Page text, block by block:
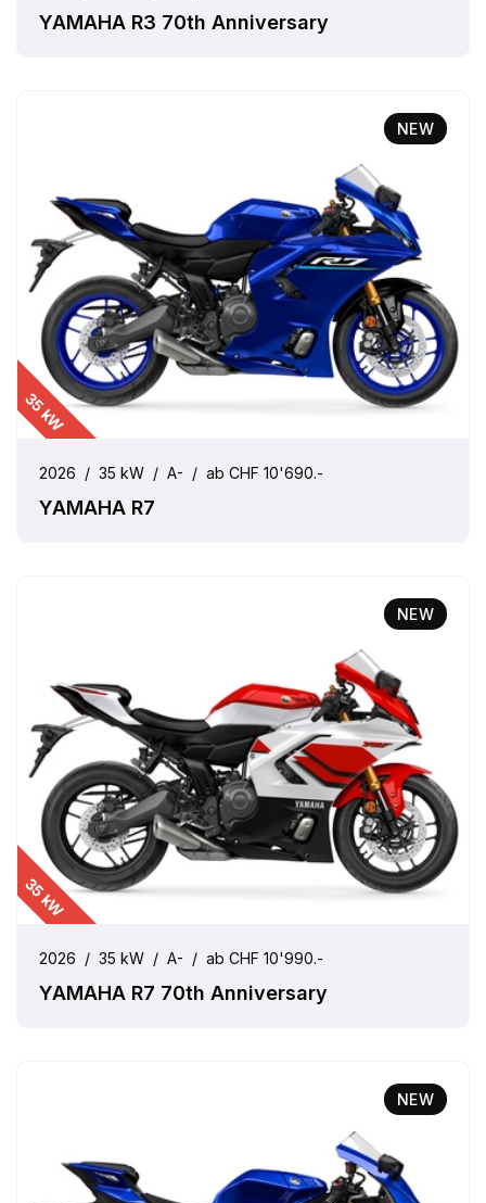
YAMAHA R3 70th Anniversary
NEW
35 kW
2026 / 35 kW / A- / ab CHF 10'690.-
YAMAHA R7
NEW
35 kW
2026 / 35 kW / A- / ab CHF 10'990.-
YAMAHA R7 70th Anniversary
NEW